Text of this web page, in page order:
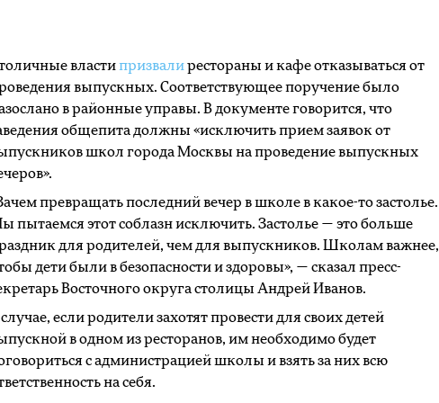
властипризвалирестораны и кафе отказываться от
выпускных. Соответствующее поручение было
в районные управы. В документе говорится, что
общепита должны «исключить прием заявок от
школ города Москвы на проведение выпускных
превращать последний вечер в школе в какое-то застолье.
пытаемся этот соблазн исключить. Застолье — это больше
для родителей, чем для выпускников. Школам важнее,
дети были в безопасности и здоровы», — сказал пресс-
Восточного округа столицы Андрей Иванов.
случае, если родители захотят провести для своих детей
в одном из ресторанов, им необходимо будет
с администрацией школы и взять за них всю
на себя.